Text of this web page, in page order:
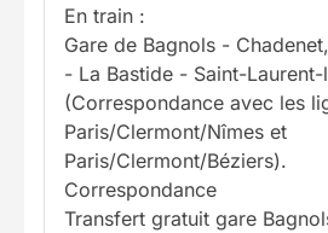
En train :
Gare de Bagnols -
- La Bastide - Saint-Laurent-
(Correspondance avec les
Paris/Clermont/Nîmes et
Paris/Clermont/Béziers).
Correspondance
Transfert gratuit gare